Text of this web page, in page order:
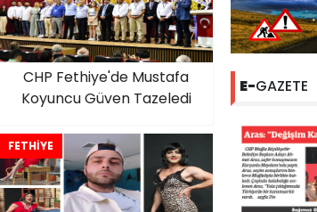
CHP Fethiye'de Mustafa
Koyuncu Güven Tazeledi
FETHİYE
E-GAZETE